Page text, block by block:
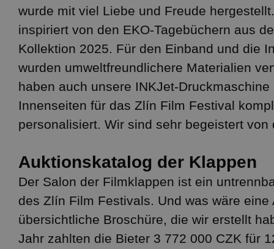
wurde mit viel Liebe und Freude
inspiriert von den EKO-Tagebüchern aus
Kollektion 2025. Für den Einband und die
wurden umweltfreundlichere Materialien
haben auch unsere INKJet-
Innenseiten für das Zlín Film Festival
personalisiert. Wir sind sehr begeistert von
Auktionskatalog der Klappen
Der Salon der Filmklappen ist ein
des Zlín Film Festivals. Und was wäre eine
übersichtliche Broschüre, die wir erstellt
Jahr zahlten die Bieter 3 772 000 CZK für